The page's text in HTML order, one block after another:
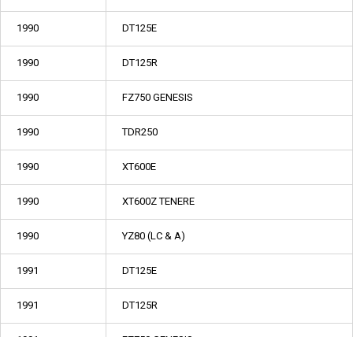
1990 DT125E
1990 DT125R
1990 FZ750 GENESIS
1990 TDR250
1990 XT600E
1990 XT600Z TENERE
1990 YZ80 (LC & A)
1991 DT125E
1991 DT125R